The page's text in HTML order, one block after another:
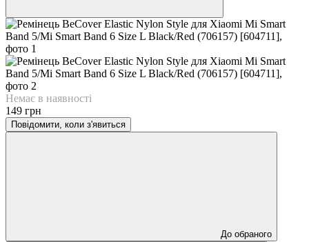
Немає в наявності
149 грн
Повідомити, коли з'явиться
До обраного